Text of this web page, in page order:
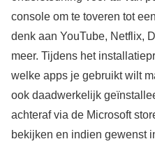
console om te toveren tot
denk aan YouTube, Netflix,
meer. Tijdens het
welke apps je gebruikt wilt
ook daadwerkelijk
achteraf via de Microsoft
bekijken en indien gewenst